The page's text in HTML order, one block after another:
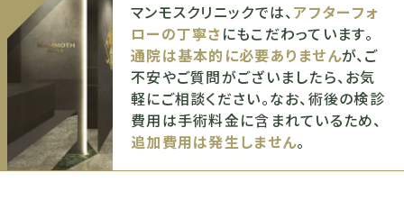
マンモスクリニックでは、アフターフォ
ローの丁寧さにもこだわっています。
通院は基本的に必要ありませんが、ご
不安やご質問がございましたら、お気
軽にご相談ください。なお、術後の検診
費用は手術料金に含まれているため、
追加費用は発生しません。